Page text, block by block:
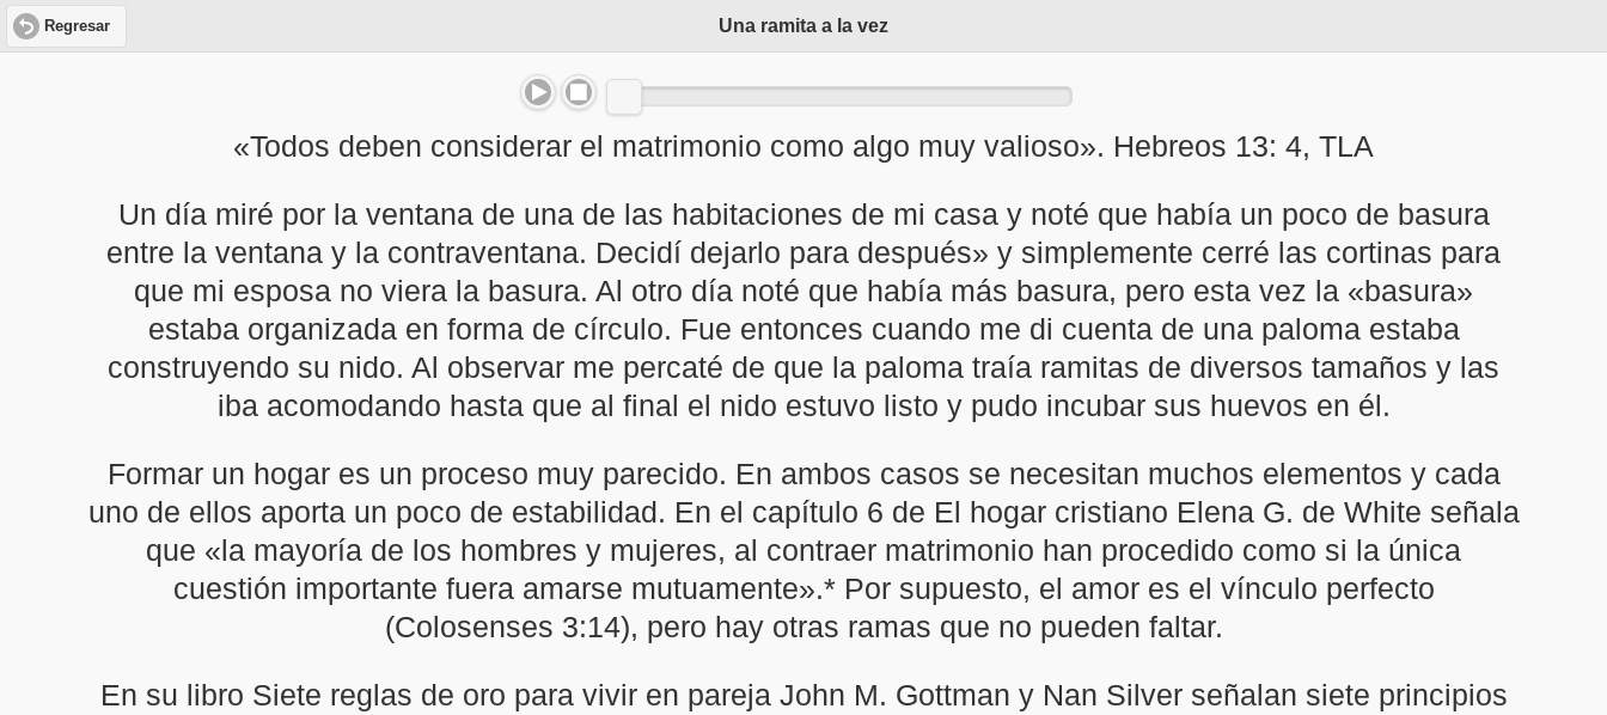
Regresar Una ramita a la vez
«Todos deben considerar el matrimonio como algo muy valioso». Hebreos 13: 4, TLA
Un día miré por la ventana de una de las habitaciones de mi casa y noté que había un poco de basura
entre la ventana y la contraventana. Decidí dejarlo para después» y simplemente cerré las cortinas para
que mi esposa no viera la basura. Al otro día noté que había más basura, pero esta vez la «basura»
estaba organizada en forma de círculo. Fue entonces cuando me di cuenta de una paloma estaba
construyendo su nido. Al observar me percaté de que la paloma traía ramitas de diversos tamaños y las
iba acomodando hasta que al final el nido estuvo listo y pudo incubar sus huevos en él.
Formar un hogar es un proceso muy parecido. En ambos casos se necesitan muchos elementos y cada
uno de ellos aporta un poco de estabilidad. En el capítulo 6 de El hogar cristiano Elena G. de White señala
que «la mayoría de los hombres y mujeres, al contraer matrimonio han procedido como si la única
cuestión importante fuera amarse mutuamente».* Por supuesto, el amor es el vínculo perfecto
(Colosenses 3:14), pero hay otras ramas que no pueden faltar.
En su libro Siete reglas de oro para vivir en pareja John M. Gottman y Nan Silver señalan siete principios